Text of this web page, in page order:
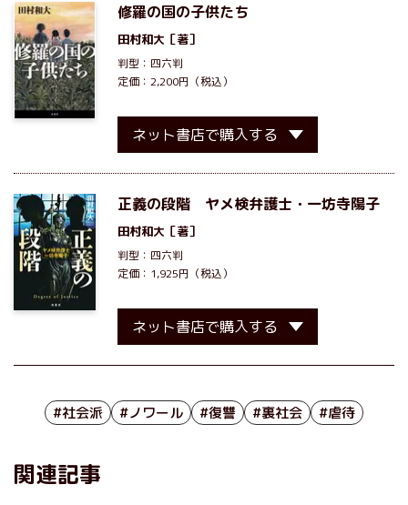
修羅の国の子供たち
田村和大 ［著］
判型：四六判
定価：2,200円（税込）
ネット書店で購入する
正義の段階 ヤメ検弁護士・一坊寺陽子
田村和大 ［著］
判型：四六判
定価：1,925円（税込）
ネット書店で購入する
#社会派 #ノワール #復讐 #裏社会 #虐待
関連記事